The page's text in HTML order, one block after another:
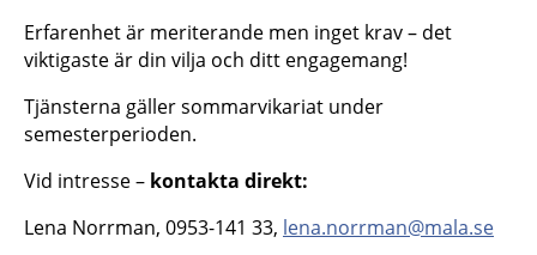
Erfarenhet är meriterande men inget krav – det
viktigaste är din vilja och ditt engagemang!
Tjänsterna gäller sommarvikariat under
semesterperioden.
Vid intresse – kontakta direkt:
Lena Norrman, 0953-141 33, lena.norrman@mala.se